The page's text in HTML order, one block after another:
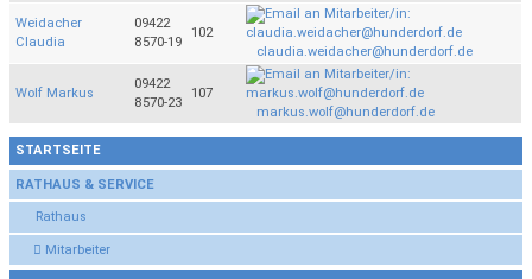
STARTSEITE
RATHAUS & SERVICE
Rathaus
Mitarbeiter
Weidacher
Claudia
09422
8570-19
102
claudia.weidacher@hunderdorf.de
Wolf Markus
09422
8570-23
107
markus.wolf@hunderdorf.de